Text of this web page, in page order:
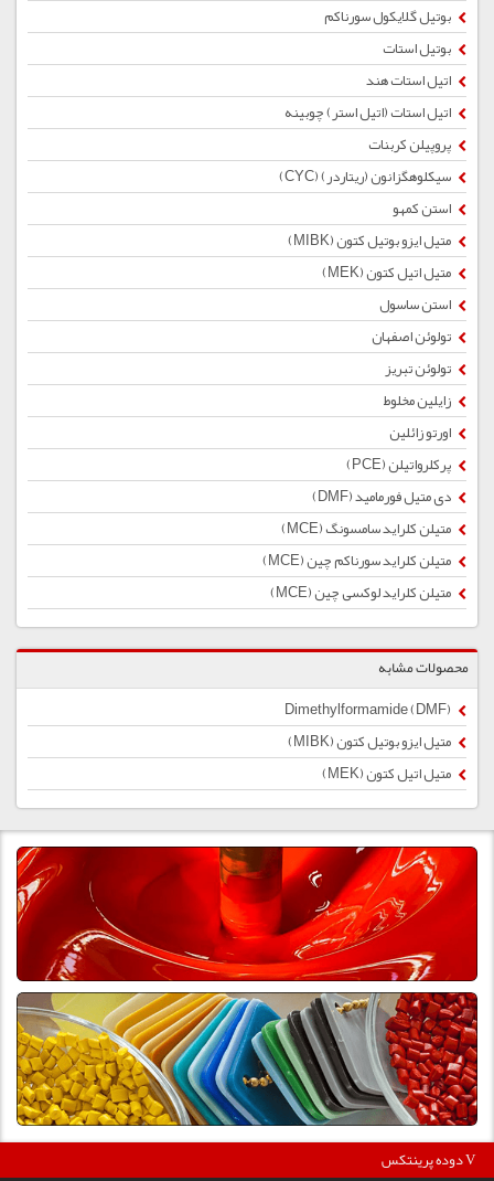
بوتیل گلایکول سورناکم
بوتیل استات
اتیل استات هند
اتیل استات (اتیل استر) چوبینه
پروپیلن کربنات
سیکلوهگزانون (ریتاردر) (CYC)
استن کمهو
متیل ایزو بوتیل کتون (MIBK)
متیل اتیل کتون (MEK)
استن ساسول
تولوئن اصفهان
تولوئن تبریز
زایلین مخلوط
اورتو زائلین
پرکلرواتیلن (PCE)
دی متیل فورمامید (DMF)
متیلن کلراید سامسونگ (MCE)
متیلن کلراید سورناکم چین (MCE)
متیلن کلراید لوکسی چین (MCE)
محصولات مشابه
متیل ایزو بوتیل کتون (MIBK)
متیل اتیل کتون (MEK)
دوده پرینتکس V دگوسا :